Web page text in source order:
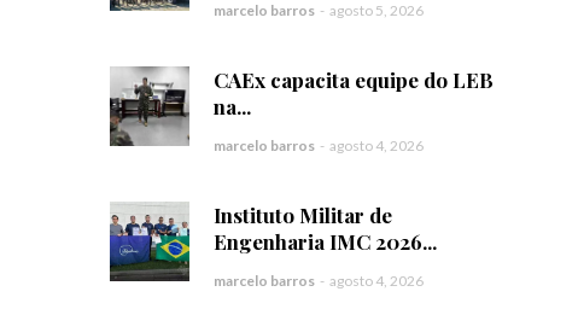
marcelo barros - agosto 5, 2026
CAEx capacita equipe do LEB
na...
marcelo barros - agosto 4, 2026
Instituto Militar de
Engenharia IMC 2026...
marcelo barros - agosto 4, 2026